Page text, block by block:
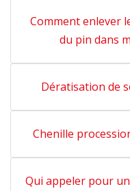
Comment enlever
du pin dans
Dératisation de
Chenille
Qui appeler pour